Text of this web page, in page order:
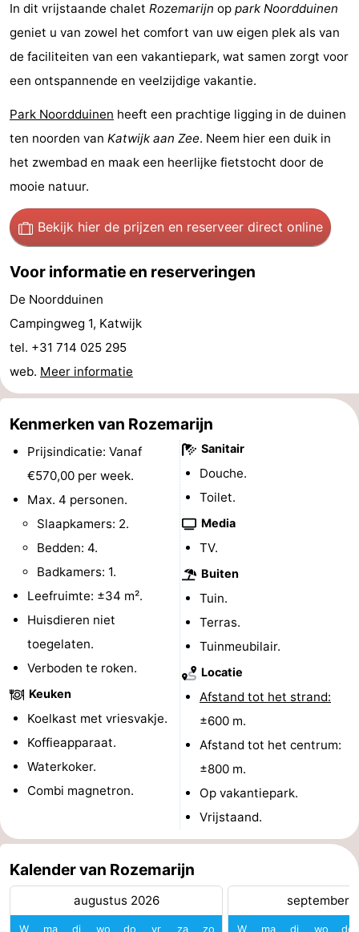
&
Natuur
Zwembaden
-
Wandelen
-
Paardrijden
-
Golfbanen
-
Surfen
Eten
en
drinken
Evenementen
Praktisch
Forum
Nieuws
adressen
Regio
Noord-
Holland
-
Zee
Alkmaar
-
Egmond
In dit vrijstaande chalet Rozemarijn op park Noordduinen
geniet u van zowel het comfort van uw eigen plek als van
de faciliteiten van een vakantiepark, wat samen zorgt voor
een ontspannende en veelzijdige vakantie.
Park Noordduinen heeft een prachtige ligging in de duinen
ten noorden van Katwijk aan Zee. Neem hier een duik in
het zwembad en maak een heerlijke fietstocht door de
mooie natuur.
Bekijk hier de prijzen en reserveer direct online
Voor informatie en reserveringen
De Noordduinen
Campingweg 1, Katwijk
tel. +31 714 025 295
web. Meer informatie
Kenmerken van Rozemarijn
Prijsindicatie: Vanaf
€570,00 per week.
Max. 4 personen.
Slaapkamers: 2.
Bedden: 4.
Badkamers: 1.
Leefruimte: ±34 m².
Huisdieren niet
toegelaten.
Verboden te roken.
Keuken
Koelkast met vriesvakje.
Koffieapparaat.
Waterkoker.
Combi magnetron.
Sanitair
Douche.
Toilet.
Media
TV.
Buiten
Tuin.
Terras.
Tuinmeubilair.
Locatie
Afstand tot het strand:
±600 m.
Afstand tot het centrum:
±800 m.
Op vakantiepark.
Vrijstaand.
Kalender van Rozemarijn
augustus 2026
W ma di wo do vr za zo
september
W ma di wo do